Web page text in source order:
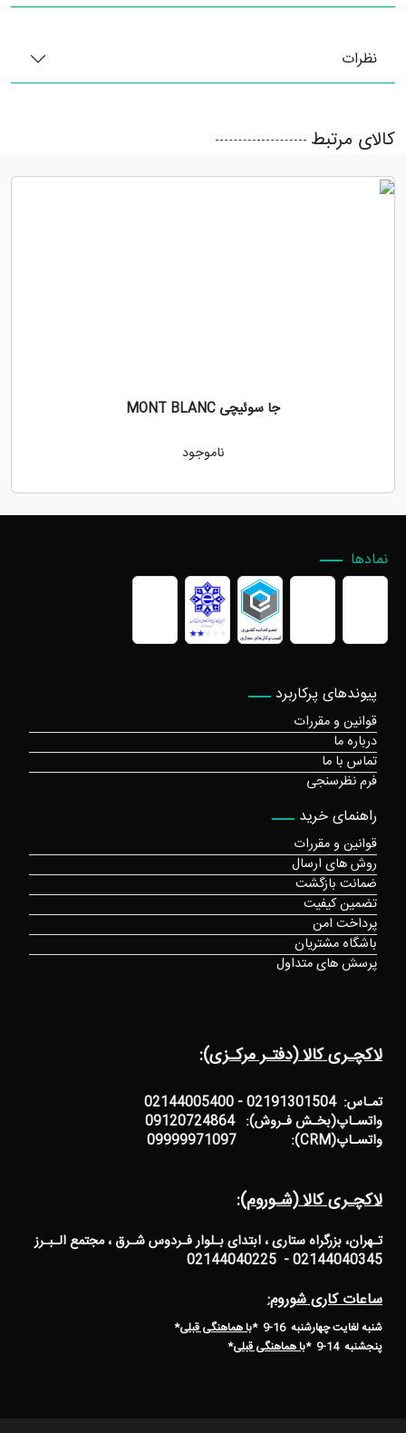
نظرات
کالای مرتبط
جا سوئیچی MONT BLANC
ناموجود
لاکچـری کالا (دفتـر مرکـزی):
تمـاس: 02191301504 - 02144005400
واتسـاپ(بخـش فـروش): 09120724864
واتسـاپ(CRM): 09999971097
لاکچـری کالا (شـوروم):
تـهران، بزرگراه ستاری ، ابتدای بـلوار فـردوس شـرق ، مجتمع الـبـرز
02144040345 - 02144040225
ساعات کاری شوروم:
شنبه لغایت چهارشنبه 16-9 * با هماهنگی قبلی*
پنجشنبه 14-9
*با هماهنگی قبلی*
پیوندهای پرکاربرد
قوانین و مقررات
درباره ما
تماس با ما
فرم نظرسنجی
راهنمای خرید
قوانین و مقررات
روش های ارسال
ضمانت بازگشت
تضمین کیفیت
پرداخت امن
باشگاه مشتریان
پرسش های متداول
نمادها